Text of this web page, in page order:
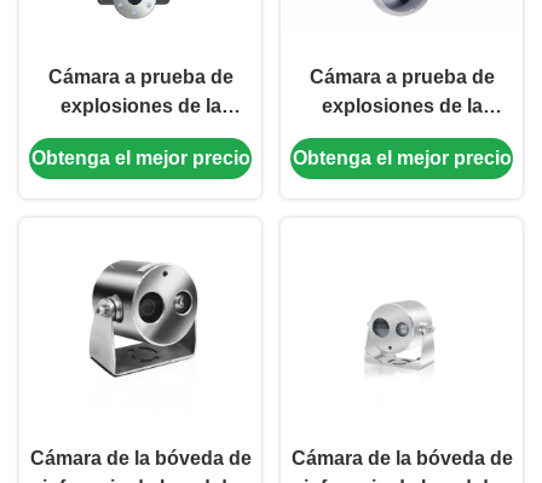
Cámara a prueba de
explosiones de la
bóveda de la prueba de
la llama de 550TVL 36X
Obtenga el mejor precio
Cámara a prueba de
explosiones de la
bóveda de 2MP 30X con
la alarma, haber entrado
Obtenga el mejor precio
Cámara de la bóveda de
Cámara de la bóveda de